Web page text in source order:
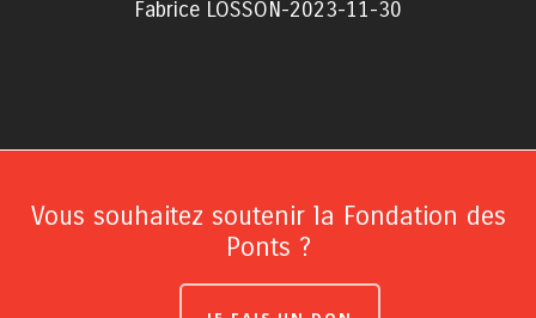
Fabrice LOSSON-2023-11-30
Vous souhaitez soutenir la Fondation des
Ponts ?